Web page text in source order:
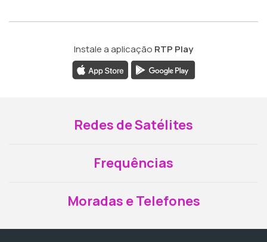
Instale a aplicação RTP Play
Redes de Satélites
Frequências
Moradas e Telefones